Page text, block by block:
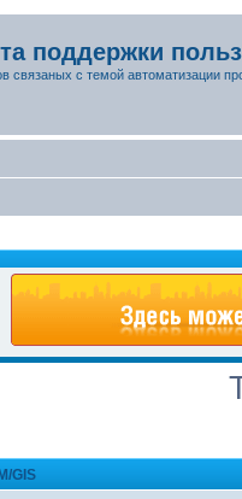
поддержки
связаных с темой автоматизации
GIS